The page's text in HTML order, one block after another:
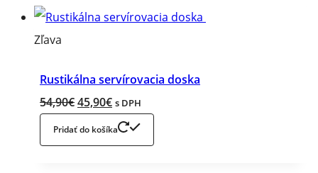
Zľava
Rustikálna servírovacia doska
54,90€Original
price
was:
45,90€Current
price
is:
s DPH
Pridať do košíka